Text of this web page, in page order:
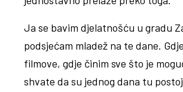
Ja se bavim djelatnošću u gradu
podsjećam mladež na te dane.
filmove, gdje činim sve što je
shvate da su jednog dana tu